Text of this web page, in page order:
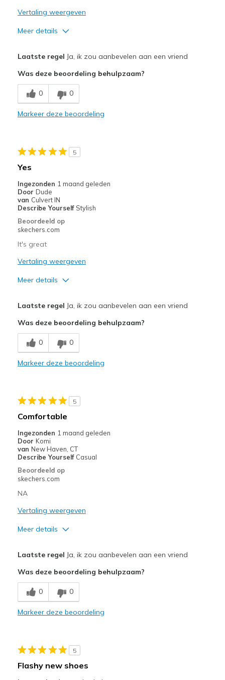
Vertaling weergeven
Meer details
Breathe Well
Comfortable
Running
Width
Sizing
Laatste regel Ja, ik zou aanbevelen aan een vriend
Was deze beoordeling behulpzaam?
0 0
Markeer deze beoordeling
5
Yes
Ingezonden 1 maand geleden
Door Dude
van Culvert IN
Describe Yourself Stylish
Beoordeeld op
skechers.com
It's great
Vertaling weergeven
Meer details
Breathe Well
Comfortable
Width
Sizing
Feels true to size
View On Shoes
Laatste regel Ja, ik zou aanbevelen aan een vriend
Was deze beoordeling behulpzaam?
0 0
Markeer deze beoordeling
5
Comfortable
Ingezonden 1 maand geleden
Door Komi
van New Haven, CT
Describe Yourself Casual
Beoordeeld op
skechers.com
NA
Vertaling weergeven
Meer details
Comfortable
Durable
Laatste regel Ja, ik zou aanbevelen aan een vriend
Was deze beoordeling behulpzaam?
0 0
Markeer deze beoordeling
5
Flashy new shoes